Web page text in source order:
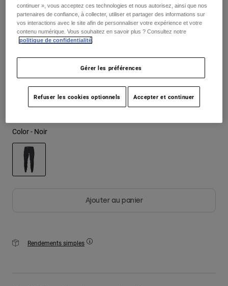
Youth
Hats
Shirts
Sweatshirts
Tout acheter
Taille Tableau des tailles
2 4 6 8 10 12
14
Color - Noir
Ajouter au panier
Rendements simples
continuer », vous acceptez ces technologies et nous autorisez, ainsi que nos
partenaires de confiance, à collecter, utiliser et partager des informations sur
vos interactions avec le site afin de personnaliser votre expérience et votre
contenu numérique. Vous souhaitez en savoir plus ? Consultez notre
politique de confidentialité
Gérer les préférences
Refuser les cookies optionnels Accepter et continuer